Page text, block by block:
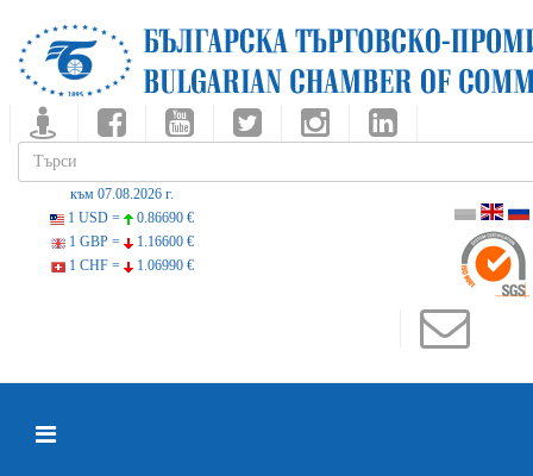
към 07.08.2026 г.
1 USD =
0.86690 €
1 GBP =
1.16600 €
1 CHF =
1.06990 €